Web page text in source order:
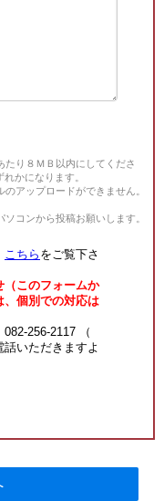
り８ＭＢ以内にしてくださ
かになります。
アップロードができません。
コンから投稿お願いします。
こちら をご覧下さ
（このフォームか
、個別での対応は
256-2117 （
いただきますよ